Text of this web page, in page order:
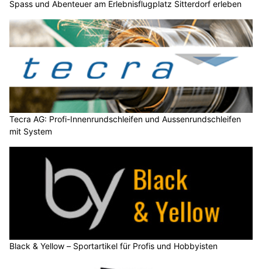
Spass und Abenteuer am Erlebnisflugplatz Sitterdorf erleben
Tecra AG: Profi-Innenrundschleifen und Aussenrundschleifen
mit System
Black & Yellow – Sportartikel für Profis und Hobbyisten